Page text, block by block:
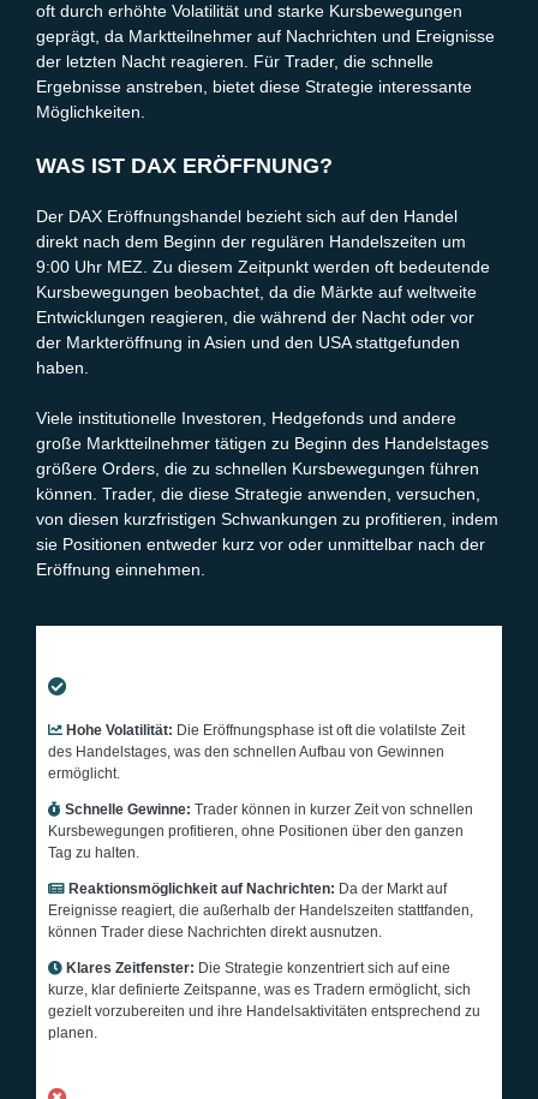
oft durch erhöhte Volatilität und starke Kursbewegungen
geprägt, da Marktteilnehmer auf Nachrichten und Ereignisse
der letzten Nacht reagieren. Für Trader, die schnelle
Ergebnisse anstreben, bietet diese Strategie interessante
Möglichkeiten.
WAS IST DAX ERÖFFNUNG?
Der DAX Eröffnungshandel bezieht sich auf den Handel
direkt nach dem Beginn der regulären Handelszeiten um
9:00 Uhr MEZ. Zu diesem Zeitpunkt werden oft bedeutende
Kursbewegungen beobachtet, da die Märkte auf weltweite
Entwicklungen reagieren, die während der Nacht oder vor
der Markteröffnung in Asien und den USA stattgefunden
haben.
Viele institutionelle Investoren, Hedgefonds und andere
große Marktteilnehmer tätigen zu Beginn des Handelstages
größere Orders, die zu schnellen Kursbewegungen führen
können. Trader, die diese Strategie anwenden, versuchen,
von diesen kurzfristigen Schwankungen zu profitieren, indem
sie Positionen entweder kurz vor oder unmittelbar nach der
Eröffnung einnehmen.
Hohe Volatilität: Die Eröffnungsphase ist oft die volatilste Zeit
des Handelstages, was den schnellen Aufbau von Gewinnen
ermöglicht.
Schnelle Gewinne: Trader können in kurzer Zeit von schnellen
Kursbewegungen profitieren, ohne Positionen über den ganzen
Tag zu halten.
Reaktionsmöglichkeit auf Nachrichten: Da der Markt auf
Ereignisse reagiert, die außerhalb der Handelszeiten stattfanden,
können Trader diese Nachrichten direkt ausnutzen.
Klares Zeitfenster: Die Strategie konzentriert sich auf eine
kurze, klar definierte Zeitspanne, was es Tradern ermöglicht, sich
gezielt vorzubereiten und ihre Handelsaktivitäten entsprechend zu
planen.